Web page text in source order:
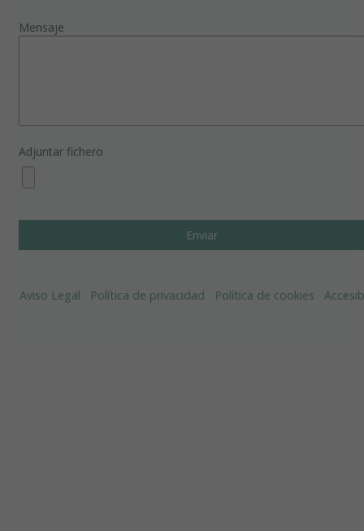
Mensaje
Adjuntar fichero
Aviso Legal Política de privacidad Política de cookies